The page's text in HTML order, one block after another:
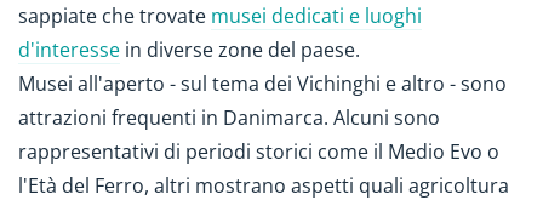
sappiate che trovate musei dedicati e luoghi
d'interesse in diverse zone del paese.
Musei all'aperto - sul tema dei Vichinghi e altro - sono
attrazioni frequenti in Danimarca. Alcuni sono
rappresentativi di periodi storici come il Medio Evo o
l'Età del Ferro, altri mostrano aspetti quali agricoltura